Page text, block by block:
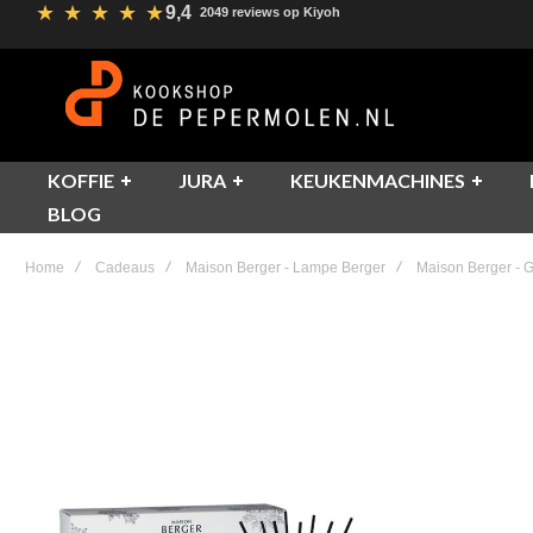
★ ★ ★ ★ ★9,4 2049 reviews op Kiyoh
KOFFIE JURA KEUKENMACHINES
BLOG
Home Cadeaus Maison Berger - Lampe Berger Maison Berger -